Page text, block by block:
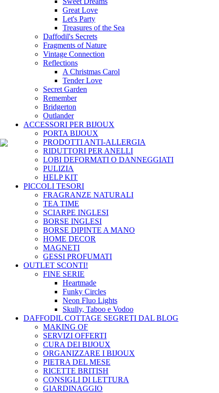
Great Love
Let's Party
Treasures of the Sea
Daffodil's Secrets
Fragments of Nature
Vintage Connection
Reflections
A Christmas Carol
Tender Love
Secret Garden
Remember
Bridgerton
Outlander
ACCESSORI PER BIJOUX
PORTA BIJOUX
PRODOTTI ANTI-ALLERGIA
RIDUTTORI PER ANELLI
LOBI DEFORMATI O DANNEGGIATI
PULIZIA
HELP KIT
PICCOLI TESORI
FRAGRANZE NATURALI
TEA TIME
SCIARPE INGLESI
BORSE INGLESI
BORSE DIPINTE A MANO
HOME DECOR
MAGNETI
GESSI PROFUMATI
OUTLET SCONTI!
FINE SERIE
Heartmade
Funky Circles
Neon Fluo Lights
Skully, Taboo e Vodoo
DAFFODIL COTTAGE SEGRETI DAL BLOG
MAKING OF
SERVIZI OFFERTI
CURA DEI BIJOUX
ORGANIZZARE I BIJOUX
PIETRA DEL MESE
RICETTE BRITISH
CONSIGLI DI LETTURA
GIARDINAGGIO